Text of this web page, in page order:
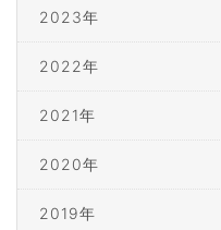
2023年
2022年
2021年
2020年
2019年